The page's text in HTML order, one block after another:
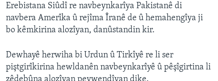
Erebistana Siûdî re navbeynkarîya Pakistanê di
navbera Amerîka û rejîma Îranê de û hemahengîya ji
bo kêmkirina alozîyan, danûstandin kir.
Dewhayê herwiha bi Urdun û Tirkîyê re li ser
piştgirîkirina hewldanên navbeynkarîyê û pêşîgirtina li